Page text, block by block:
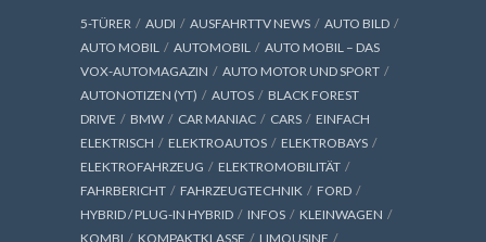
5-TÜRER AUDI AUSFAHRTTV NEWS
AUTO BILD
AUTO MOBIL
AUTOMOBIL
AUTO MOBIL – DAS
VOX-AUTOMAGAZIN
AUTO MOTOR UND SPORT
AUTONOTIZEN (YT)
AUTOS
BLACK FOREST
DRIVE
BMW CAR MANIAC CARS
EINFACH
ELEKTRISCH
ELEKTROAUTOS
ELEKTROBAYS
ELEKTROFAHRZEUG
ELEKTROMOBILITÄT
FAHRBERICHT
FAHRZEUGTECHNIK
FORD
HYBRID / PLUG-IN HYBRID
INFOS
KLEINWAGEN
KOMBI
KOMPAKTKLASSE
LIMOUSINE